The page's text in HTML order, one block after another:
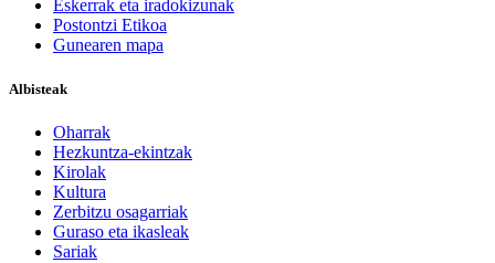
Eskerrak eta iradokizunak
Postontzi Etikoa
Gunearen mapa
Albisteak
Oharrak
Hezkuntza-ekintzak
Kirolak
Kultura
Zerbitzu osagarriak
Guraso eta ikasleak
Sariak